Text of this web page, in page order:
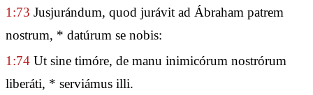
1:73 Jusjurándum, quod jurávit ad Ábraham patrem
nostrum, * datúrum se nobis:
1:74 Ut sine timóre, de manu inimicórum nostrórum
liberáti, * serviámus illi.